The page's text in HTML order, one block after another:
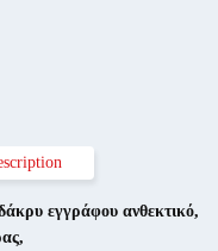
εγγράφου ανθεκτικό,
,